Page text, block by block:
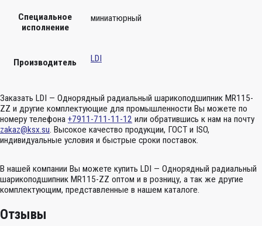
Специальное
исполнение
миниатюрный
Производитель LDI
Заказать LDI — Однорядный радиальный шарикоподшипник MR115-
ZZ и другие комплектующие для промышленности Вы можете по
номеру телефона +7911-711-11-12 или обратившись к нам на почту
zakaz@ksx.su. Высокое качество продукции, ГОСТ и ISO,
индивидуальные условия и быстрые сроки поставок.
В нашей компании Вы можете купить LDI — Однорядный радиальный
шарикоподшипник MR115-ZZ оптом и в розницу, а так же другие
комплектующим, представленные в нашем каталоге.
Отзывы